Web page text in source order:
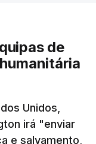
de
Unidos,
irá "enviar
e salvamento,